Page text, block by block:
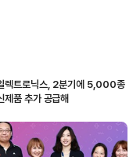
렉트로닉스, 2분기에 5,000종
제품 추가 공급해